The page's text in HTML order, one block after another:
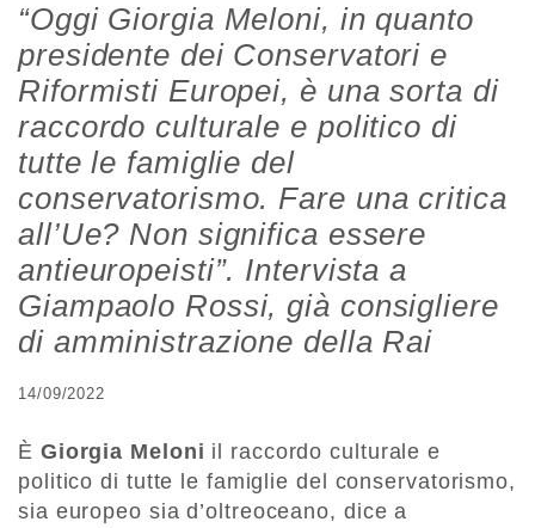
“Oggi Giorgia Meloni, in quanto
presidente dei Conservatori e
Riformisti Europei, è una sorta di
raccordo culturale e politico di
tutte le famiglie del
conservatorismo. Fare una critica
all’Ue? Non significa essere
antieuropeisti”. Intervista a
Giampaolo Rossi, già consigliere
di amministrazione della Rai
14/09/2022
È Giorgia Meloni il raccordo culturale e
politico di tutte le famiglie del conservatorismo,
sia europeo sia d’oltreoceano, dice a